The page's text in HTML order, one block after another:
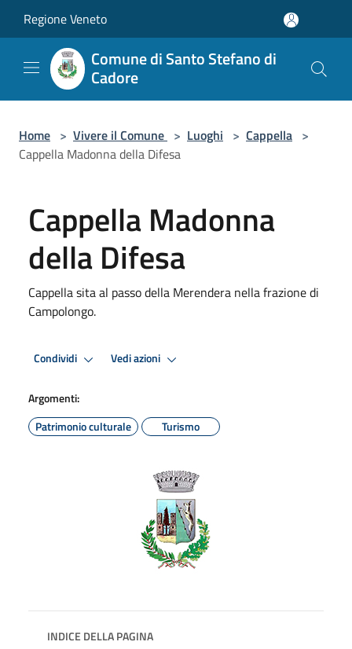
Regione Veneto
Comune di Santo Stefano di
Cadore
Home > Vivere il Comune > Luoghi > Cappella >
Cappella Madonna della Difesa
Cappella Madonna
della Difesa
Cappella sita al passo della Merendera nella frazione di
Campolongo.
Condividi Vedi azioni
Argomenti:
Patrimonio culturale
Turismo
INDICE DELLA PAGINA